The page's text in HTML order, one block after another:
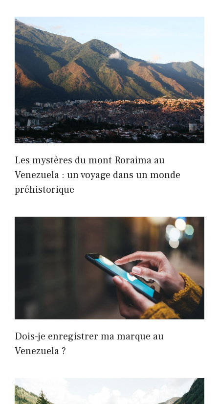
Les mystères du mont Roraima au
Venezuela : un voyage dans un monde
préhistorique
Dois-je enregistrer ma marque au
Venezuela ?